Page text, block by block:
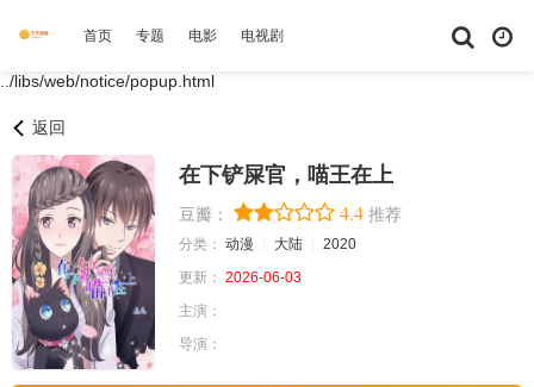
首页 专题 电影 电视剧 短剧大全 体育
../libs/web/notice/popup.html
返回
在下铲屎官，喵王在上
豆瓣： 4.4 推荐
分类： 动漫 大陆
2020
更新： 2026-06-03
主演：
导演：